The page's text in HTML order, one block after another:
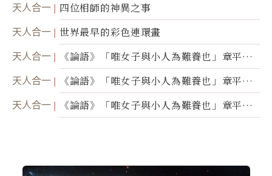
天人合一 四位相師的神異之事
天人合一 世界最早的彩色連環畫
天人合一
《論語》「唯女子與小人為難養也」章平議
（三）
天人合一
《論語》「唯女子與小人為難養也」章平議
（二）
天人合一
《論語》「唯女子與小人為難養也」章平議
（一）